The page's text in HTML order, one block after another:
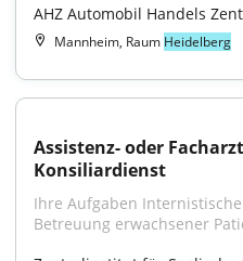
AHZ Automobil Handels
Mannheim, Raum Heidelberg
Assistenz- oder
Konsiliardienst
Ihre Aufgaben
Betreuung erwachsener